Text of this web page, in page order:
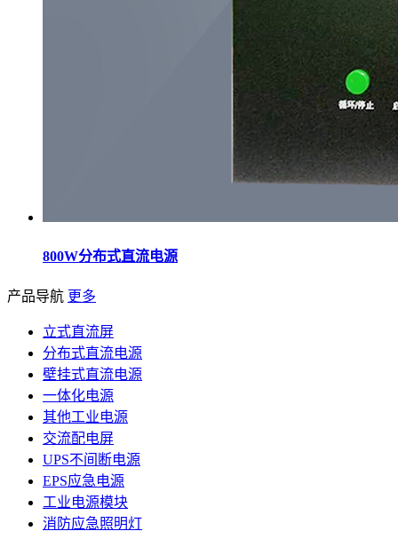
800W分布式直流电源
产品导航 更多
立式直流屏
分布式直流电源
壁挂式直流电源
一体化电源
其他工业电源
交流配电屏
UPS不间断电源
EPS应急电源
工业电源模块
消防应急照明灯